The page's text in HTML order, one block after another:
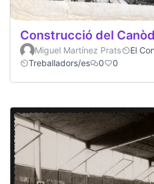
Construcció del
Miguel Martínez Prats
El
Treballadors/es
0 0